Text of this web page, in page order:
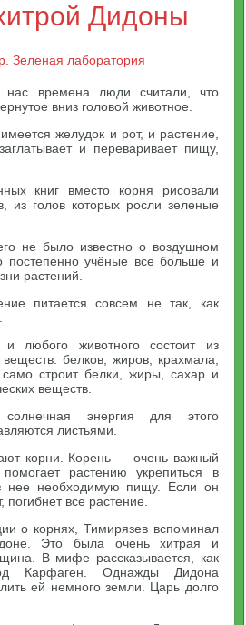
Дидоны
Зеленая лаборатория
времена люди считали, что
вниз головой животное.
желудок и рот, и растение,
и переваривает пищу,
книг вместо корня рисовали
из голов которых росли зеленые
не было известно о воздушном
постепенно учёные все больше и
растений.
питается совсем не так, как
любого животного состоит из
веществ: белков, жиров, крахмала,
строит белки, жиры, сахар и
веществ.
энергия для этого
листьями.
корни. Корень — очень важный
растению укрепиться в
нее необходимую пищу. Если он
погибнет все растение.
о корнях, Тимирязев вспоминал
Это была очень хитрая и
В мифе рассказывается, как
Карфаген. Однажды Дидона
ей немного земли. Царь долго